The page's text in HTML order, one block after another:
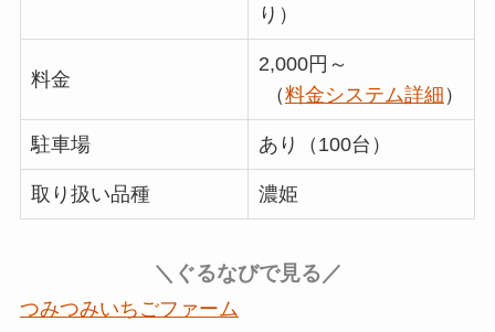
り）
料金
2,000円～
（料金システム詳細 ）
駐車場 あり（100台）
取り扱い品種 濃姫
＼ぐるなびで見る／
つみつみいちごファーム